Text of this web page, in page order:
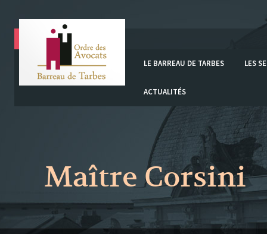
LE BARREAU DE TARBES LES
ACTUALITÉS
Maître Corsini